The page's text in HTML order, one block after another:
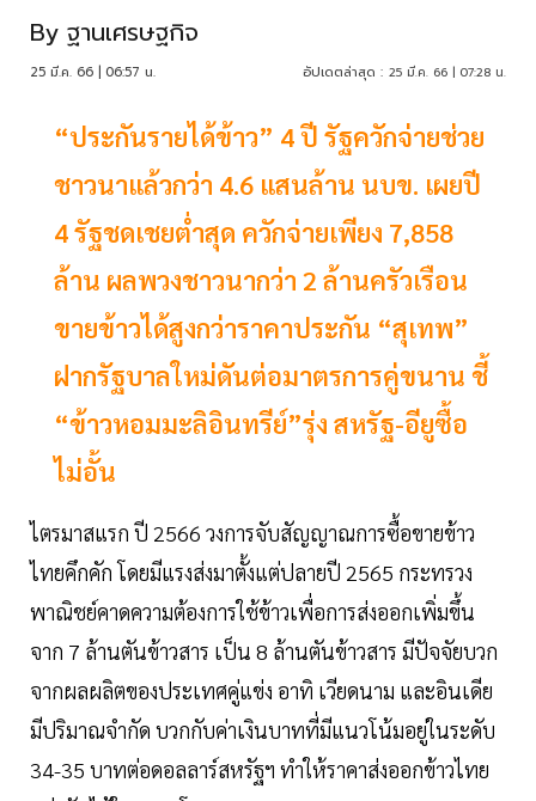
By ฐานเศรษฐกิจ
25 มี.ค. 66 | 06:57 น. อัปเดตล่าสุด : 25 มี.ค. 66 | 07:28 น.
“ประกันรายได้ข้าว” 4 ปี รัฐควักจ่ายช่วย
ชาวนาแล้วกว่า 4.6 แสนล้าน นบข. เผยปี
4 รัฐชดเชยต่ำสุด ควักจ่ายเพียง 7,858
ล้าน ผลพวงชาวนากว่า 2 ล้านครัวเรือน
ขายข้าวได้สูงกว่าราคาประกัน “สุเทพ”
ฝากรัฐบาลใหม่ดันต่อมาตรการคู่ขนาน ชี้
“ข้าวหอมมะลิอินทรีย์”รุ่ง สหรัฐ-อียูซื้อ
ไม่อั้น
ไตรมาสแรก ปี 2566 วงการจับสัญญาณการซื้อขายข้าว
ไทยคึกคัก โดยมีแรงส่งมาตั้งแต่ปลายปี 2565 กระทรวง
พาณิชย์คาดความต้องการใช้ข้าวเพื่อการส่งออกเพิ่มขึ้น
จาก 7 ล้านตันข้าวสาร เป็น 8 ล้านตันข้าวสาร มีปัจจัยบวก
จากผลผลิตของประเทศคู่แข่ง อาทิ เวียดนาม และอินเดีย
มีปริมาณจำกัด บวกกับค่าเงินบาทที่มีแนวโน้มอยู่ในระดับ
34-35 บาทต่อดอลลาร์สหรัฐฯ ทำให้ราคาส่งออกข้าวไทย